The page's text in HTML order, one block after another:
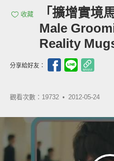
收藏
「擴增實境
Male
Reality
分享給好友：
觀看次數：19732 • 2012-05-24